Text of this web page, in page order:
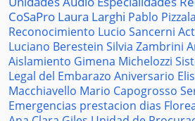
CoSaPro Laura Larghi Pablo Pizzala
Reconocimiento Lucio Sancerni
Luciano Berestein Silvia Zambrini
Aislamiento Gimena Michelozzi
Legal del Embarazo Aniversario
Macchiavello Mario Capogrosso
Emergencias prestacion dias